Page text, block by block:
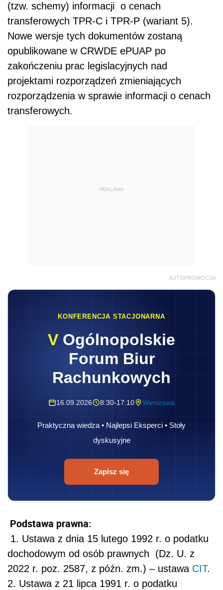
(tzw. schemy) informacji o cenach
transferowych TPR-C i TPR-P (wariant 5).
Nowe wersje tych dokumentów zostaną
opublikowane w CRWDE ePUAP po
zakończeniu prac legislacyjnych nad
projektami rozporządzeń zmieniających
rozporządzenia w sprawie informacji o cenach
transferowych.
REKLAMA
AUTOPROMOCJA
KONFERENCJA STACJONARNA
V Ogólnopolskie
Forum Biur
Rachunkowych
16.09.2026 8:30-17:10 Warszawa
Praktyczna wiedza • Najlepsi Eksperci • Stoły
dyskusyjne
Zapisz się
Podstawa prawna:
1. Ustawa z dnia 15 lutego 1992 r. o podatku
dochodowym od osób prawnych (Dz. U. z
2022 r. poz. 2587, z późn. zm.) – ustawa CIT.
2. Ustawa z 21 lipca 1991 r. o podatku